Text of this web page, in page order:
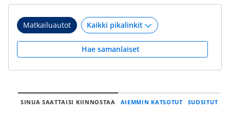
Matkailuautot
Hae samanlaiset
SINUA SAATTAISI KIINNOSTAA AIEMMIN KATSOTUT SUOSITUT